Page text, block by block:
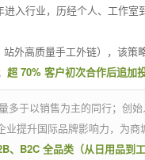
进入行业，历经个人、工作
外高质量手工外链），该策
超 70% 客户初次合作后追加
于以销售为主的同行；创
业提升国际品牌影响力，为商
、B2C 全品类（从日用品到工